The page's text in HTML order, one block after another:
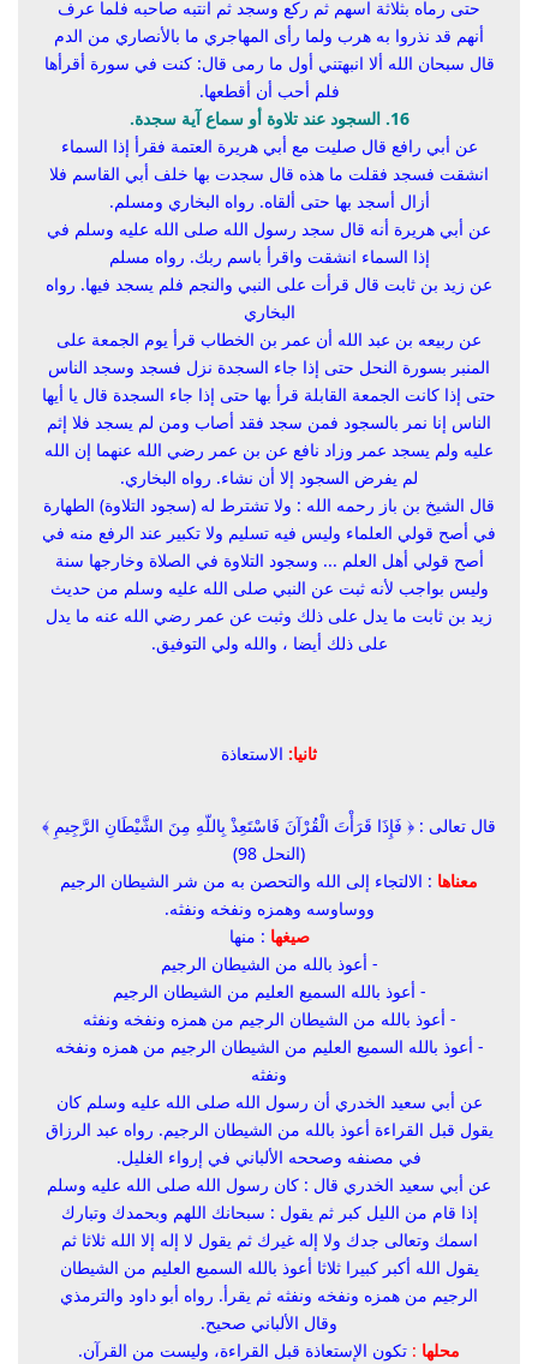
حتى رماه بثلاثة اسهم ثم ركع وسجد ثم انتبه صاحبه فلما عرف
أنهم قد نذروا به هرب ولما رأى المهاجري ما بالأنصاري من الدم
قال سبحان الله ألا انبهتني أول ما رمى قال:كنت في سورة أقرأها
فلم أحب أن أقطعها.
16. السجود عند تلاوة أو سماع آية سجدة.
عن أبي رافع قال صليت مع أبي هريرة العتمة فقرأ إذا السماء
انشقت فسجد فقلت ما هذه قال سجدت بها خلف أبي القاسم فلا
أزال أسجد بها حتى ألقاه. رواه البخاري ومسلم.
عن أبي هريرة أنه قال سجد رسول الله صلى الله عليه وسلم في
إذا السماء انشقت واقرأ باسم ربك. رواه مسلم
عن زيد بن ثابت قال قرأت على النبي والنجم فلم يسجد فيها. رواه
البخاري
عن ربيعه بن عبد الله أن عمر بن الخطاب قرأ يوم الجمعة على
المنبر بسورة النحل حتى إذا جاء السجدة نزل فسجد وسجد الناس
حتى إذا كانت الجمعة القابلة قرأ بها حتى إذا جاء السجدة قال يا أيها
الناس إنا نمر بالسجود فمن سجد فقد أصاب ومن لم يسجد فلا إثم
عليه ولم يسجد عمر وزاد نافع عن بن عمر رضي الله عنهما إن الله
لم يفرض السجود إلا أن نشاء. رواه البخاري.
قال الشيخ بن باز رحمه الله : ولا تشترط له (سجود التلاوة) الطهارة
في أصح قولي العلماء وليس فيه تسليم ولا تكبير عند الرفع منه في
أصح قولي أهل العلم ... وسجود التلاوة في الصلاة وخارجها سنة
وليس بواجب لأنه ثبت عن النبي صلى الله عليه وسلم من حديث
زيد بن ثابت ما يدل على ذلك وثبت عن عمر رضي الله عنه ما يدل
على ذلك أيضا ، والله ولي التوفيق.
ثانيا: الاستعاذة
قال تعالى : ﴿ فَإِذَا قَرَأْتَ الْقُرْآنَ فَاسْتَعِذْ بِاللّهِ مِنَ الشَّيْطَانِ الرَّجِيمِ ﴾
(النحل 98)
معناها : الالتجاء إلى الله والتحصن به من شر الشيطان الرجيم
ووساوسه وهمزه ونفخه ونفثه.
صيغها : منها
- أعوذ بالله من الشيطان الرجيم
- أعوذ بالله السميع العليم من الشيطان الرجيم
- أعوذ بالله من الشيطان الرجيم من همزه ونفخه ونفثه
- أعوذ بالله السميع العليم من الشيطان الرجيم من همزه ونفخه
ونفثه
عن أبي سعيد الخدري أن رسول الله صلى الله عليه وسلم كان
يقول قبل القراءة أعوذ بالله من الشيطان الرجيم. رواه عبد الرزاق
في مصنفه وصححه الألباني في إرواء الغليل.
عن أبي سعيد الخدري قال : كان رسول الله صلى الله عليه وسلم
إذا قام من الليل كبر ثم يقول : سبحانك اللهم وبحمدك وتبارك
اسمك وتعالى جدك ولا إله غيركثم يقول لا إله إلا الله ثلاثا ثم
يقول الله أكبر كبيرا ثلاثا أعوذ بالله السميع العليم من الشيطان
الرجيم من همزه ونفخه ونفثه ثم يقرأ. رواه أبو داود والترمذي
وقال الألباني صحيح.
محلها : تكون الإستعاذة قبل القراءة، وليست من القرآن.